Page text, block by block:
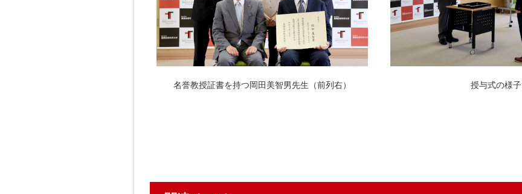
名誉教授証書を持つ岡田美智男先生（前列右） 授与式の様子